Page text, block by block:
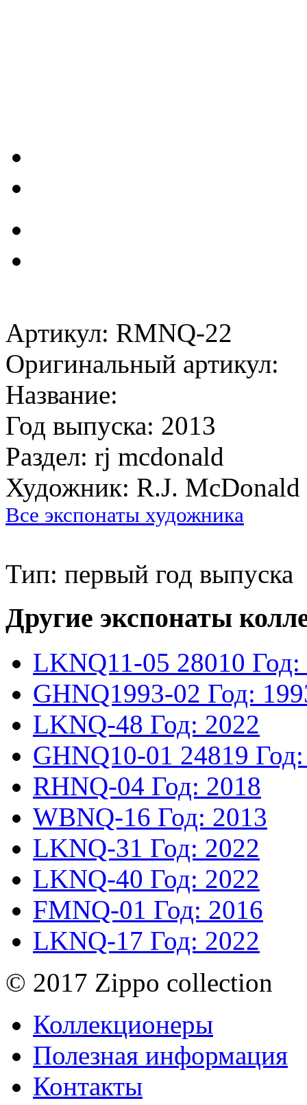
Артикул: RMNQ-22
Оригинальный артикул:
Название:
Год выпуска: 2013
Раздел: rj mcdonald
Художник: R.J. McDonald
Все экспонаты художника
Тип: первый год выпуска
Другие экспонаты
LKNQ11-05 28010 Год:
GHNQ1993-02 Год:
LKNQ-48 Год: 2022
GHNQ10-01 24819
RHNQ-04 Год: 2018
WBNQ-16 Год: 2013
LKNQ-31 Год: 2022
LKNQ-40 Год: 2022
FMNQ-01 Год: 2016
LKNQ-17 Год: 2022
© 2017 Zippo collection
Коллекционеры
Полезная информация
Контакты